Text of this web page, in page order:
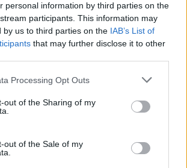
personal information by third parties on the
participants. This information may
by us to third parties on the IAB’s List of
that may further disclose it to other
website/app uses one or more Google
visit or usage behaviour. You may click to
to Google and its third-party tags to
below specified purposes in below Google
Processing Opt Outs
out of the Sharing of my
out of the Sale of my
#ISKOLAŐR #GYEREK